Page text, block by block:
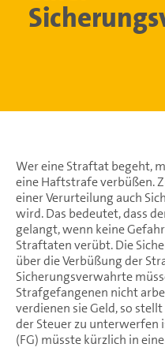
Wer eine Straftat begeht,
eine Haftstrafe verbüßen.
einer Verurteilung auch
wird. Das bedeutet, dass
gelangt, wenn keine
Straftaten verübt. Die
über die Verbüßung der
Sicherungsverwahrte
Strafgefangenen nicht
verdienen sie Geld, so
der Steuer zu unterwerfen
(FG) müsste kürzlich in